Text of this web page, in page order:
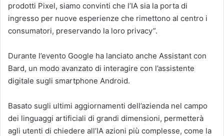
prodotti Pixel, siamo convinti che l’IA sia la porta di
ingresso per nuove esperienze che rimettono al centro i
consumatori, preservando la loro privacy”.
Durante l’evento Google ha lanciato anche Assistant con
Bard, un modo avanzato di interagire con l’assistente
digitale sugli smartphone Android.
Basato sugli ultimi aggiornamenti dell’azienda nel campo
dei linguaggi artificiali di grandi dimensioni, permetterà
agli utenti di chiedere all’IA azioni più complesse, come la